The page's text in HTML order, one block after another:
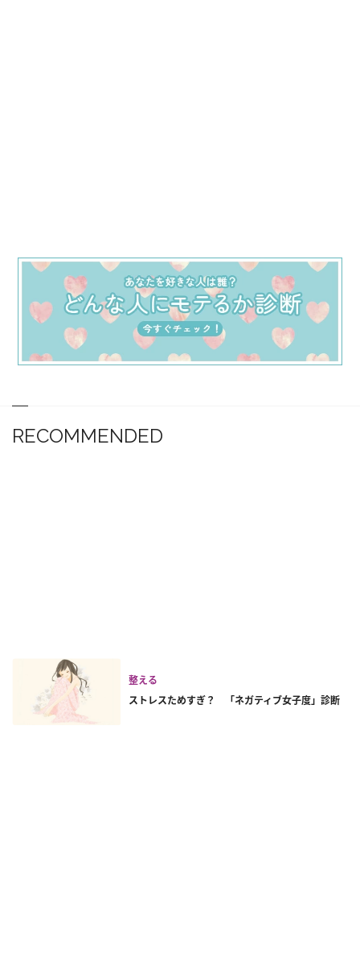
RECOMMENDED
整える
ストレスためすぎ？ 「ネガティブ女子度」診断